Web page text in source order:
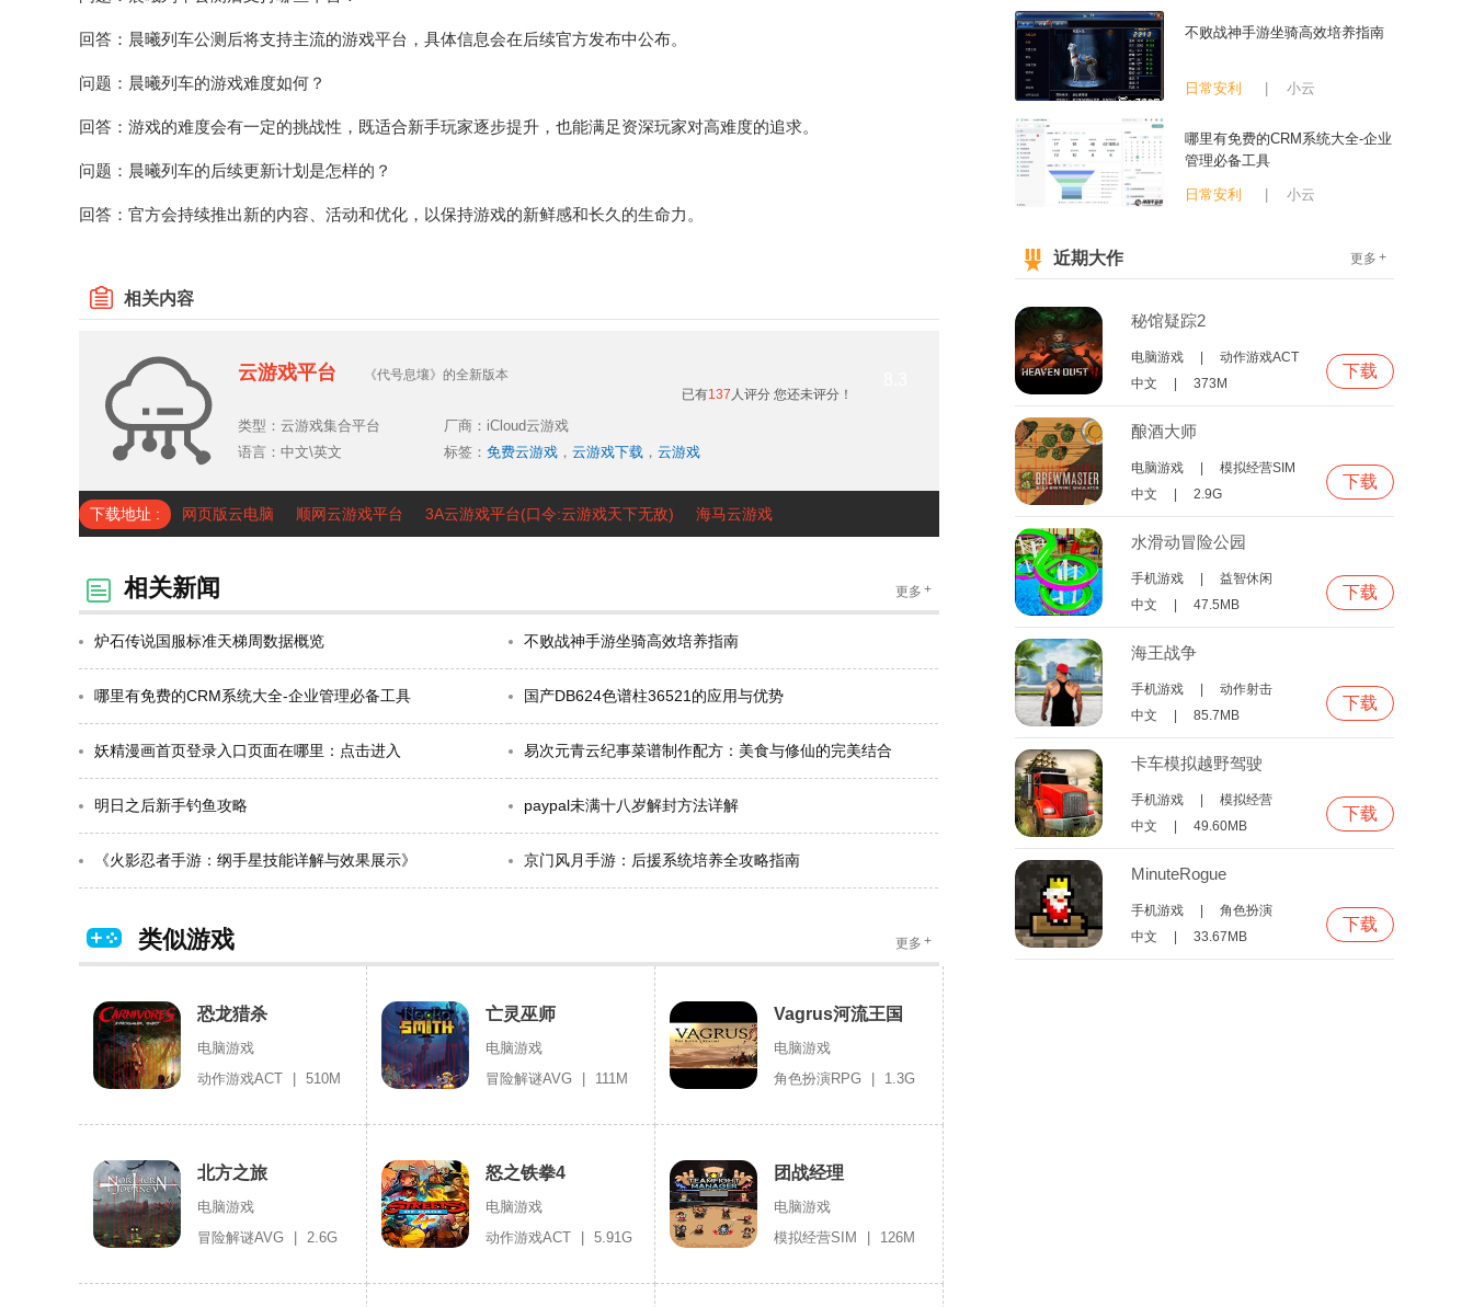
回答：晨曦列车公测后将支持主流的游戏平台，具体信息会在后续官方发布中公布。
问题：晨曦列车的游戏难度如何？
回答：游戏的难度会有一定的挑战性，既适合新手玩家逐步提升，也能满足资深玩家对高难度的追求。
问题：晨曦列车的后续更新计划是怎样的？
回答：官方会持续推出新的内容、活动和优化，以保持游戏的新鲜感和长久的生命力。
相关内容
云游戏平台 《代号息壤》的全新版本
类型：云游戏集合平台
厂商：iCloud云游戏
语言：中文\英文
标签： 免费云游戏 ， 云游戏下载 ， 云游戏
已有137 人评分 您还未评分！
下载地址 : 网页版云电脑 顺网云游戏平台 3A云游戏平台(口令:云游戏天下无敌) 海马云游戏
相关新闻 更多 +
炉石传说国服标准天梯周数据概览 不败战神手游坐骑高效培养指南
哪里有免费的CRM系统大全-企业管理必备工具 国产DB624色谱柱36521的应用与优势
妖精漫画首页登录入口页面在哪里：点击进入 易次元青云纪事菜谱制作配方：美食与修仙的完美结合
明日之后新手钓鱼攻略 paypal未满十八岁解封方法详解
《火影忍者手游：纲手星技能详解与效果展示》 京门风月手游：后援系统培养全攻略指南
类似游戏 更多 +
恐龙猎杀
电脑游戏
动作游戏ACT
| 510M
亡灵巫师
电脑游戏
冒险解谜AVG
| 111M
Vagrus河流王国
电脑游戏
角色扮演RPG
| 1.3G
北方之旅
电脑游戏
冒险解谜AVG
| 2.6G
怒之铁拳4
电脑游戏
动作游戏ACT
| 5.91G
团战经理
电脑游戏
模拟经营SIM
| 126M
不败战神手游坐骑高效培养指南
日常安利 小云
哪里有免费的CRM系统大全-企业
管理必备工具
日常安利 小云
近期大作 更多 +
秘馆疑踪2
电脑游戏
动作游戏ACT
中文
373M
下载
酿酒大师
电脑游戏
模拟经营SIM
中文
2.9G
下载
水滑动冒险公园
手机游戏
益智休闲
中文
47.5MB
下载
海王战争
手机游戏
动作射击
中文
85.7MB
下载
卡车模拟越野驾驶
手机游戏
模拟经营
中文
49.60MB
下载
MinuteRogue
手机游戏
角色扮演
中文
33.67MB
下载